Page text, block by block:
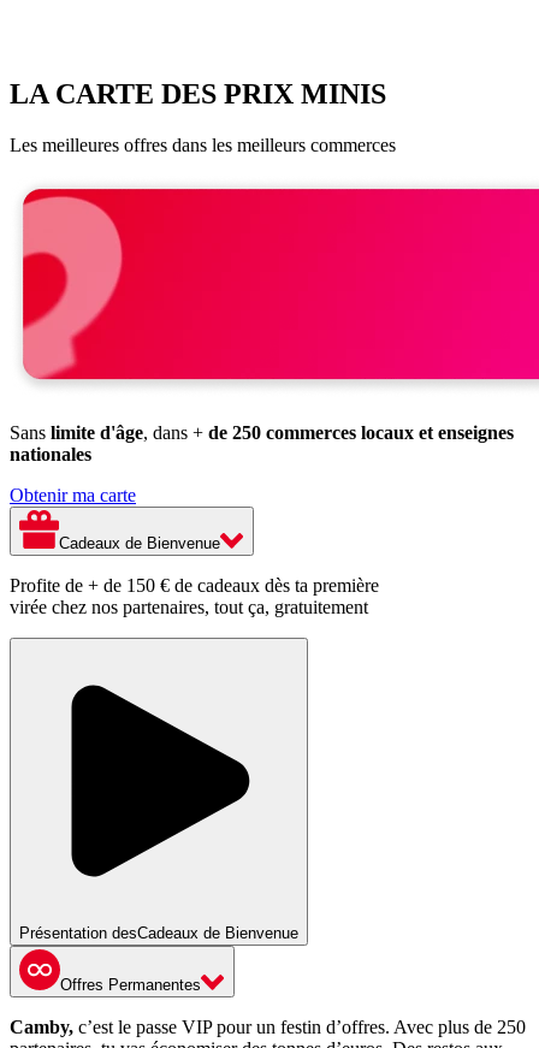
LA CARTE DES PRIX MINIS
Les meilleures offres dans les meilleurs commerces
Sans limite d'âge, dans + de 250 commerces locaux et enseignes
nationales
Obtenir ma carte
Cadeaux de Bienvenue
Profite de + de 150 € de cadeaux dès ta première
virée chez nos partenaires, tout ça, gratuitement
Présentation desCadeaux de Bienvenue
Offres Permanentes
Camby, c’est le passe VIP pour un festin d’offres. Avec plus de 250